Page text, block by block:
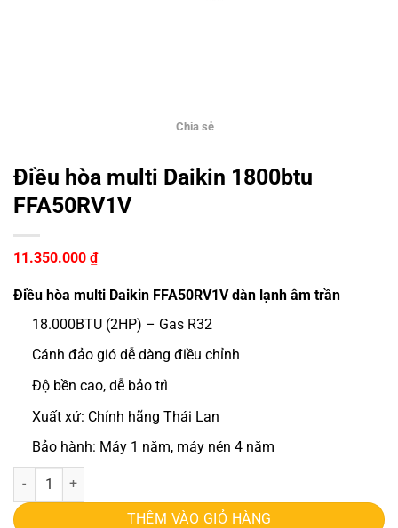
Chia sẻ
Điều hòa multi Daikin 1800btu
FFA50RV1V
11.350.000 ₫
Điều hòa multi Daikin FFA50RV1V dàn lạnh âm trần
18.000BTU (2HP) – Gas R32
Cánh đảo gió dễ dàng điều chỉnh
Độ bền cao, dễ bảo trì
Xuất xứ: Chính hãng Thái Lan
Bảo hành: Máy 1 năm, máy nén 4 năm
Điều hòa multi Daikin 1800btu FFA50RV1V số lượng
THÊM VÀO GIỎ HÀNG